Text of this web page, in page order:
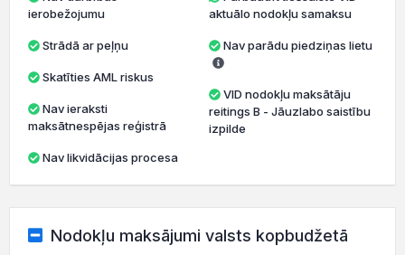
ierobežojumu
Strādā ar peļņu
Skatīties AML riskus
maksātnespējas reģistrā
Nav likvidācijas procesa
aktuālo nodokļu samaksu
Nav parādu piedziņas lietu
VID nodokļu maksātāju
reitings B - Jāuzlabo saistību
izpilde
Nodokļu maksājumi valsts kopbudžetā